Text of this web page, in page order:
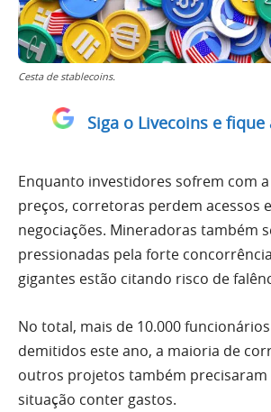
Cesta de stablecoins.
Siga o Livecoins e
Enquanto investidores sofrem com
preços, corretoras perdem acessos
negociações. Mineradoras também
pressionadas pela forte
gigantes estão citando risco de
No total, mais de 10.000
demitidos este ano, a maioria de
outros projetos também precisaram
situação conter gastos.